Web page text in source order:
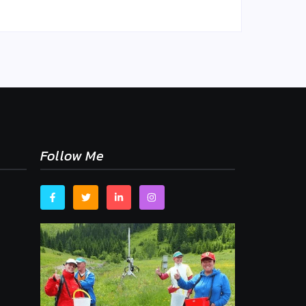
Follow Me